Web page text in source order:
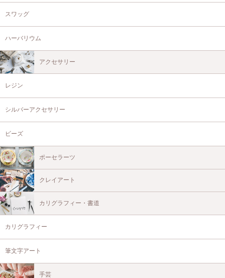
スワッグ
ハーバリウム
アクセサリー
レジン
シルバーアクセサリー
ビーズ
ポーセラーツ
クレイアート
カリグラフィー・書道
カリグラフィー
筆文字アート
手芸